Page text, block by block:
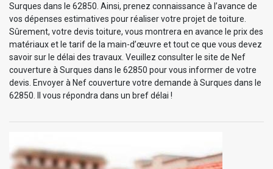
Surques dans le 62850. Ainsi, prenez connaissance à l’avance de
vos dépenses estimatives pour réaliser votre projet de toiture.
Sûrement, votre devis toiture, vous montrera en avance le prix des
matériaux et le tarif de la main-d’œuvre et tout ce que vous devez
savoir sur le délai des travaux. Veuillez consulter le site de Nef
couverture à Surques dans le 62850 pour vous informer de votre
devis. Envoyer à Nef couverture votre demande à Surques dans le
62850. Il vous répondra dans un bref délai !